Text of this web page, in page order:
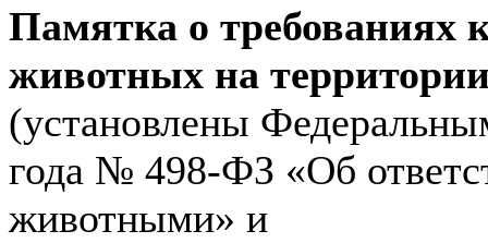
Памятка о требованиях
животных на
(установлены
года № 498-ФЗ «Об
животными» и